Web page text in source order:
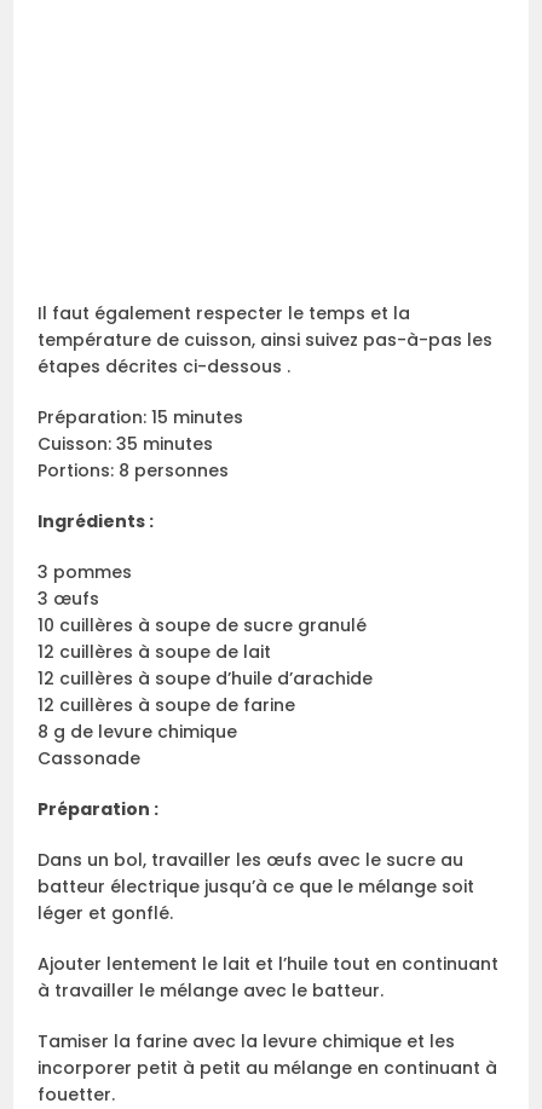
Il faut également respecter le temps et la
température de cuisson, ainsi suivez pas-à-pas les
étapes décrites ci-dessous .
Préparation: 15 minutes
Cuisson: 35 minutes
Portions: 8 personnes
Ingrédients :
3 pommes
3 œufs
10 cuillères à soupe de sucre granulé
12 cuillères à soupe de lait
12 cuillères à soupe d’huile d’arachide
12 cuillères à soupe de farine
8 g de levure chimique
Cassonade
Préparation :
Dans un bol, travailler les œufs avec le sucre au
batteur électrique jusqu’à ce que le mélange soit
léger et gonflé.
Ajouter lentement le lait et l’huile tout en continuant
à travailler le mélange avec le batteur.
Tamiser la farine avec la levure chimique et les
incorporer petit à petit au mélange en continuant à
fouetter.